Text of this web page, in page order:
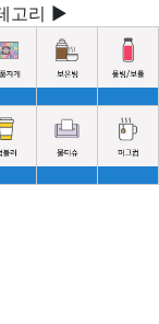
고리 ▶